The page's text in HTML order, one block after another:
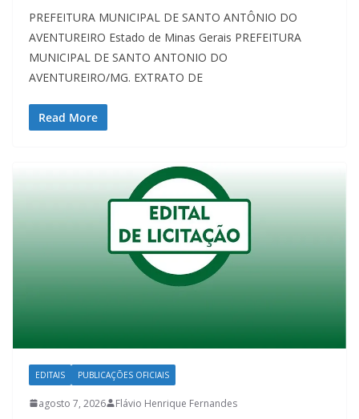
PREFEITURA MUNICIPAL DE SANTO ANTÔNIO DO
AVENTUREIRO Estado de Minas Gerais PREFEITURA
MUNICIPAL DE SANTO ANTONIO DO
AVENTUREIRO/MG. EXTRATO DE
Read More
EDITAIS PUBLICAÇÕES OFICIAIS
agosto 7, 2026 Flávio Henrique Fernandes